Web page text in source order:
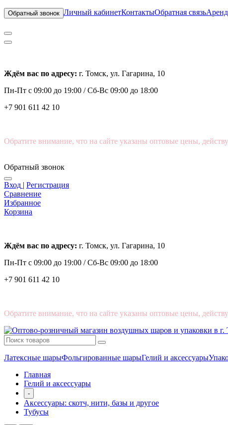
Обратный звонок Личный кабинетКонтактыОбратная связь
Ждём вас по адресу: г. Томск, ул. Гагарина, 10
Пн-Пт с 09:00 до 19:00 /Сб-Вс 09:00 до 18:00
+7 901 611 42 10
Обратите внимание, что на сайте указаны оптовые цены,
Обратный звонок
Вход | Регистрация
Сравнение
Избранное
Корзина
Ждём вас по адресу: г. Томск, ул. Гагарина, 10
Пн-Пт с 09:00 до 19:00 /Сб-Вс 09:00 до 18:00
+7 901 611 42 10
Обратите внимание, что на сайте указаны оптовые цены,
Латексные шарыФольгированные шарыГелий и аксессуары
Главная
Гелий и аксессуары
-
Аксессуары: скотч, нити, базы и другое
Тубусы